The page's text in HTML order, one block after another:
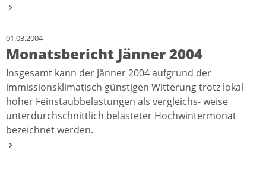
01.03.2004
Monatsbericht Jänner 2004
Insgesamt kann der Jänner 2004 aufgrund der
immissionsklimatisch günstigen Witterung trotz lokal
hoher Feinstaubbelastungen als vergleichs- weise
unterdurchschnittlich belasteter Hochwintermonat
bezeichnet werden.